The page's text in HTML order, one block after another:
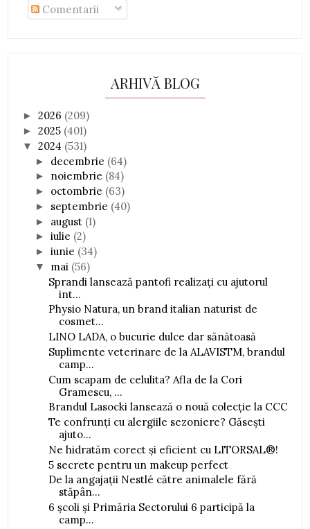
Comentarii
ARHIVĂ BLOG
►2026 (209)
►2025 (401)
▼2024 (531)
► decembrie (64)
► noiembrie (84)
► octombrie (63)
► septembrie (40)
► august (1)
►iulie (2)
►iunie (34)
▼ mai (56)
Sprandi lansează pantofi realizați cu ajutorul
int...
Physio Natura, un brand italian naturist de
cosmet...
LINO LADA, o bucurie dulce dar sănătoasă
Suplimente veterinare de la ALAVISTM, brandul
camp...
Cum scapam de celulita? Afla de la Cori
Gramescu, ...
Brandul Lasocki lansează o nouă colecție la CCC
Te confrunți cu alergiile sezoniere? Găsești
ajuto...
Ne hidratăm corect și eficient cu LITORSAL®!
5 secrete pentru un makeup perfect
De la angajații Nestlé către animalele fără
stăpân...
6 școli și Primăria Sectorului 6 participă la
camp...